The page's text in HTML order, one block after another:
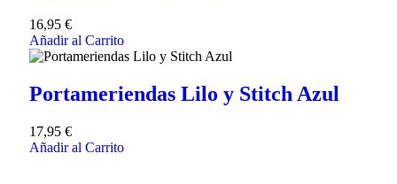
16,95 €
Añadir al Carrito
Portameriendas Lilo y Stitch Azul
17,95 €
Añadir al Carrito